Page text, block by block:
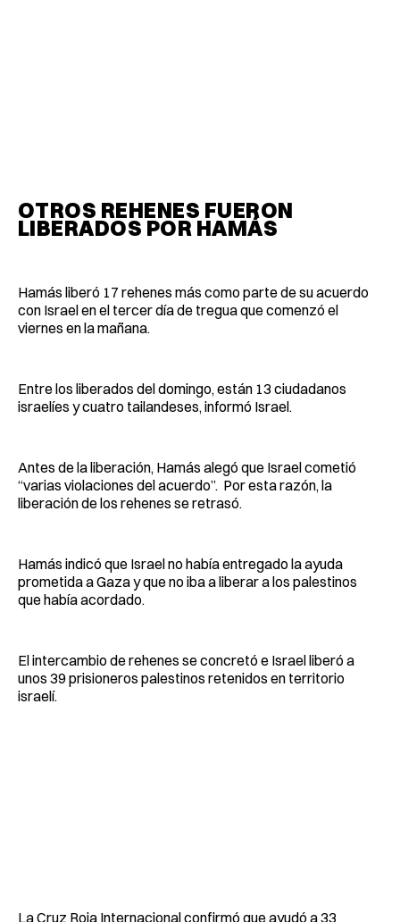
OTROS REHENES FUERON
LIBERADOS POR HAMÁS
Hamás liberó 17 rehenes más como parte de su acuerdo
con Israel en el tercer día de tregua que comenzó el
viernes en la mañana.
Entre los liberados del domingo, están 13 ciudadanos
israelíes y cuatro tailandeses, informó Israel.
Antes de la liberación, Hamás alegó que Israel cometió
“varias violaciones del acuerdo”. Por esta razón, la
liberación de los rehenes se retrasó.
Hamás indicó que Israel no había entregado la ayuda
prometida a Gaza y que no iba a liberar a los palestinos
que había acordado.
El intercambio de rehenes se concretó e Israel liberó a
unos 39 prisioneros palestinos retenidos en territorio
israelí.
La Cruz Roja Internacional confirmó que ayudó a 33